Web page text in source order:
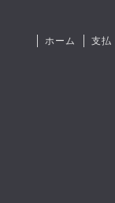
ホーム 支払